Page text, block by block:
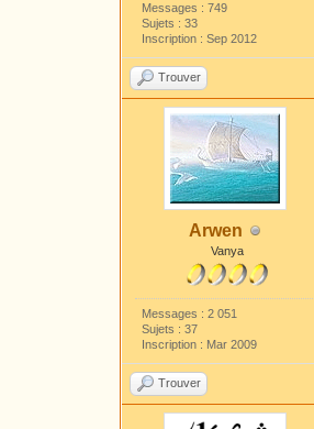
Messages : 749
Sujets : 33
Inscription : Sep 2012
Trouver
Arwen
Vanya
Messages : 2 051
Sujets : 37
Inscription : Mar 2009
Trouver